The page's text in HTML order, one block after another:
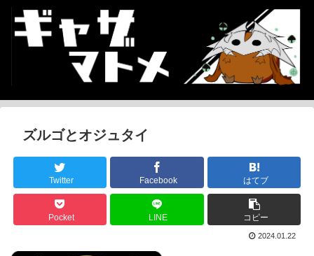
ズルゴとオジュタイ
Twitter Facebook はてブ
Pocket LINE コピー
2024.01.22